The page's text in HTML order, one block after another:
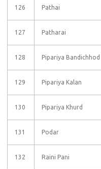
126 Pathai
127 Patharai
128 Pipariya Bandichhod
129 Pipariya Kalan
130 Pipariya Khurd
131 Podar
132 Raini Pani